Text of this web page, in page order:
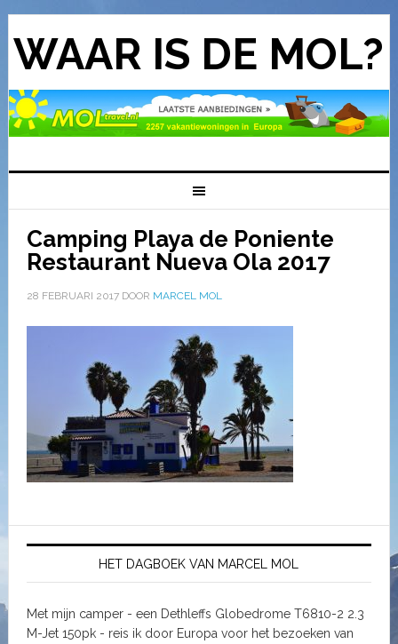
WAAR IS DE MOL?
Camping Playa de Poniente
Restaurant Nueva Ola 2017
28 FEBRUARI 2017DOOR MARCEL MOL
HET DAGBOEK VAN MARCEL MOL
Met mijn camper - een Dethleffs Globedrome T6810-2 2.3
M-Jet 150pk - reis ik door Europa voor het bezoeken van